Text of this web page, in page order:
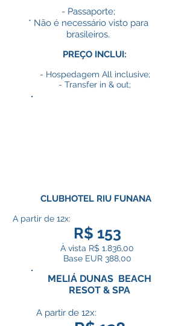
- Passaporte;
* Não é necessário visto para
brasileiros.
PREÇO INCLUI:
- Hospedagem All inclusive;
- Transfer in & out;
CLUBHOTEL RIU FUNANA
A partir de 12x:
R$ 153
À vista R$ 1.836,00
Base EUR 388,00
MELIÁ DUNAS BEACH
RESOT & SPA
A partir de 12x: